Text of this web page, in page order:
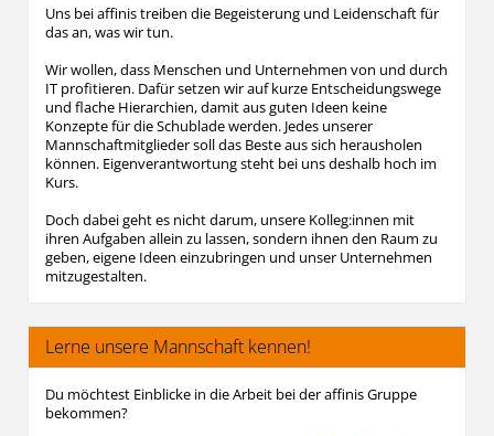
Uns bei affinis treiben die Begeisterung und Leidenschaft für
das an, was wir tun.
Wir wollen, dass Menschen und Unternehmen von und durch
IT profitieren. Dafür setzen wir auf kurze Entscheidungswege
und flache Hierarchien, damit aus guten Ideen keine
Konzepte für die Schublade werden. Jedes unserer
Mannschaftmitglieder soll das Beste aus sich herausholen
können. Eigenverantwortung steht bei uns deshalb hoch im
Kurs.
Doch dabei geht es nicht darum, unsere Kolleg:innen mit
ihren Aufgaben allein zu lassen, sondern ihnen den Raum zu
geben, eigene Ideen einzubringen und unser Unternehmen
mitzugestalten.
Lerne unsere Mannschaft kennen!
Du möchtest Einblicke in die Arbeit bei der affinis Gruppe
bekommen?